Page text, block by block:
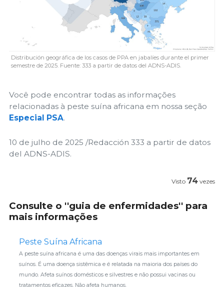
Distribución geográfica de los casos de PPA en jabalíes durante el primer
semestre de 2025. Fuente: 333 a partir de datos del ADNS-ADIS.
Você pode encontrar todas as informações
relacionadas à peste suína africana em nossa seção
Especial PSA.
10 de julho de 2025 /Redacción 333 a partir de datos
del ADNS-ADIS.
Visto 74 vezes
Consulte o ''guia de enfermidades'' para
mais informações
Peste Suína Africana
A peste suína africana é uma das doenças virais mais importantes em
suínos. É uma doença sistêmica e é relatada na maioria dos países do
mundo. Afeta suínos domésticos e silvestres e não possui vacinas ou
tratamentos eficazes. Não afeta humanos.